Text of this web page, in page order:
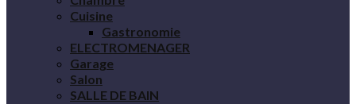
Cuisine
Gastronomie
ELECTROMENAGER
Garage
Salon
SALLE DE BAIN